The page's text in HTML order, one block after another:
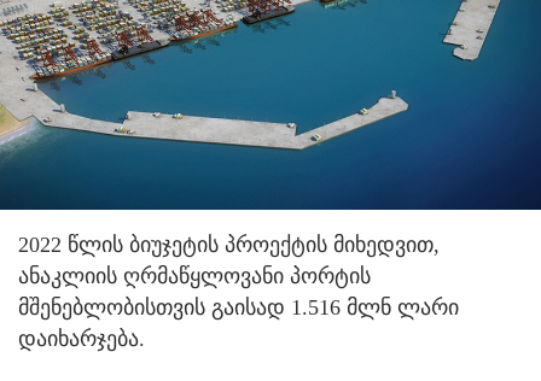
2022 წლის ბიუჯეტის პროექტის მიხედვით,
ანაკლიის ღრმაწყლოვანი პორტის
მშენებლობისთვის გაისად 1.516 მლნ ლარი
დაიხარჯება.